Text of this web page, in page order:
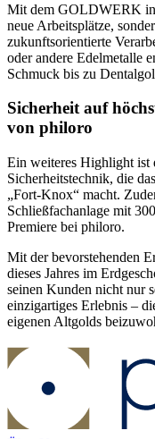
Mit dem GOLDWERK
neue Arbeitsplätze,
zukunftsorientierte
oder andere Edelmetalle
Schmuck bis zu
Sicherheit auf
von philoro
Ein weiteres Highlight ist
Sicherheitstechnik, die
„Fort-Knox“ macht.
Schließfachanlage mit
Premiere bei philoro.
Mit der bevorstehenden
dieses Jahres im
seinen Kunden nicht nur
einzigartiges Erlebnis –
eigenen Altgolds